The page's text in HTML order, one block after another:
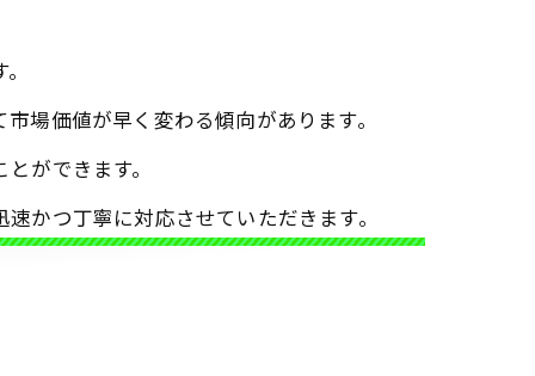
場価値が早く変わる傾向があります。
ができます。
かつ丁寧に対応させていただきます。